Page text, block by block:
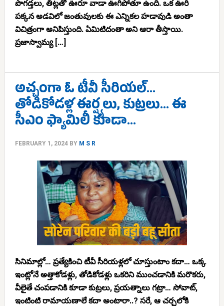
పొగడ్తలు, తిట్లతో ఊరూ వాడా ఊగిపోతూ ఉంది. ఒక ఊరి
పక్కన అడవిలో జంతువులకు ఈ ఎన్నికల హడావుడి అంతా
విచిత్రంగా అనిపిస్తుంది. ఏమిటిదంతా అని ఆరా తీస్తాయి.
ప్రజాస్వామ్య […]
అచ్చంగా ఓ టీవీ సీరియల్…
తోడికోడళ్ల ఈర్ష్యలు, కుట్రలు… ఈ
సీఎం ఫ్యామిలీ కూడా…
FEBRUARY 1, 2024BY M S R
సినిమాల్లో… ప్రత్యేకించి టీవీ సీరియళ్లలో చూస్తుంటాం కదా… ఒక్క
ఇంట్లోనే అత్తాకోడళ్లు, తోడికోడళ్లు ఒకరిని ముంచడానికి మరొకరు,
వీలైతే చంపడానికి కూడా కుట్రలు, ప్రయత్నాలు గట్రా… సోవాట్,
ఇంటింటి రామాయణాలే కదా అంటారా..? సరే, ఆ చర్చలోకి